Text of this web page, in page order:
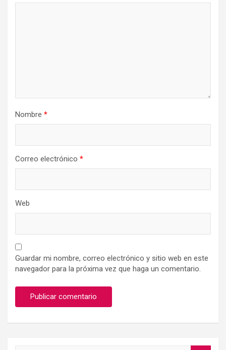
Nombre *
Correo electrónico *
Web
Guardar mi nombre, correo electrónico y sitio web en este
navegador para la próxima vez que haga un comentario.